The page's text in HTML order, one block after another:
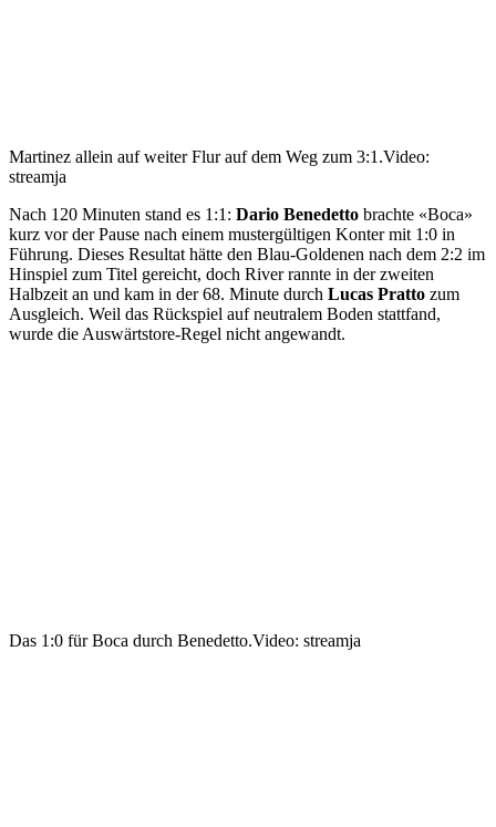
Martinez allein auf weiter Flur auf dem Weg zum 3:1.Video:
streamja
Nach 120 Minuten stand es 1:1: Dario Benedetto brachte «Boca»
kurz vor der Pause nach einem mustergültigen Konter mit 1:0 in
Führung. Dieses Resultat hätte den Blau-Goldenen nach dem 2:2 im
Hinspiel zum Titel gereicht, doch River rannte in der zweiten
Halbzeit an und kam in der 68. Minute durch Lucas Pratto zum
Ausgleich. Weil das Rückspiel auf neutralem Boden stattfand,
wurde die Auswärtstore-Regel nicht angewandt.
Das 1:0 für Boca durch Benedetto.Video: streamja